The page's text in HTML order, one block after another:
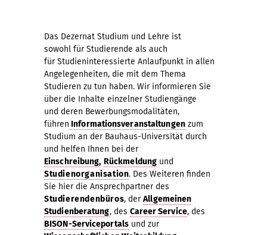
Das Dezernat Studium und Lehre ist
sowohl für Studierende als auch
für Studieninteressierte Anlaufpunkt in allen
Angelegenheiten, die mit dem Thema
Studieren zu tun haben. Wir informieren Sie
über die Inhalte einzelner Studiengänge
und deren Bewerbungsmodalitäten,
führen Informationsveranstaltungenzum
Studium an der Bauhaus-Universität durch
und helfen Ihnen bei der
Einschreibung, Rückmeldung und
Studienorganisation. Des Weiteren finden
Sie hier die Ansprechpartner des
Studierendenbüros, derAllgemeinen
Studienberatung, des Career Service, des
BISON-Serviceportals und zur